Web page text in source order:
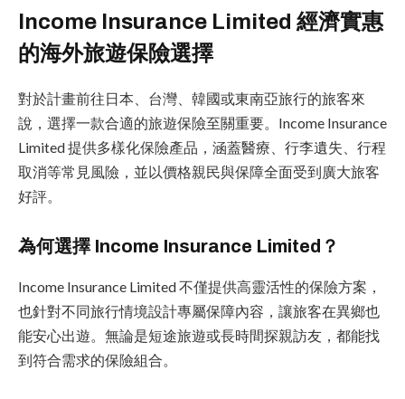
Income Insurance Limited 經濟實惠
的海外旅遊保險選擇
對於計畫前往日本、台灣、韓國或東南亞旅行的旅客來
說，選擇一款合適的旅遊保險至關重要。Income Insurance
Limited 提供多樣化保險產品，涵蓋醫療、行李遺失、行程
取消等常見風險，並以價格親民與保障全面受到廣大旅客
好評。
為何選擇 Income Insurance Limited？
Income Insurance Limited 不僅提供高靈活性的保險方案，
也針對不同旅行情境設計專屬保障內容，讓旅客在異鄉也
能安心出遊。無論是短途旅遊或長時間探親訪友，都能找
到符合需求的保險組合。